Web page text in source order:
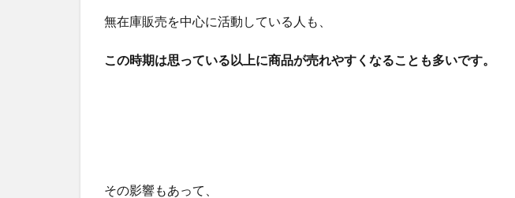
無在庫販売を中心に活動している人も、
この時期は思っている以上に商品が売れやすくなることも多いです。
その影響もあって、